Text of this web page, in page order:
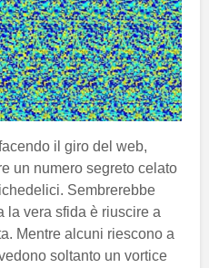
il giro del web,
un numero segreto celato
Sembrerebbe
la vera sfida è riuscire a
Mentre alcuni riescono a
soltanto un vortice